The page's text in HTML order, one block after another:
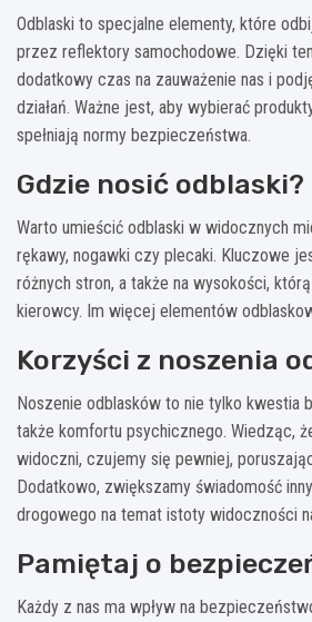
Odblaski to specjalne elementy, które
przez reflektory samochodowe. Dzięki
dodatkowy czas na zauważenie nas i
działań. Ważne jest, aby wybierać
spełniają normy bezpieczeństwa.
Gdzie nosić odblaski?
Warto umieścić odblaski w widocznych
rękawy, nogawki czy plecaki. Kluczowe
różnych stron, a także na wysokości,
kierowcy. Im więcej elementów
Korzyści z noszenia
Noszenie odblasków to nie tylko kwestia
także komfortu psychicznego. Wiedząc,
widoczni, czujemy się pewniej,
Dodatkowo, zwiększamy świadomość
drogowego na temat istoty widoczności
Pamiętaj o
Każdy z nas ma wpływ na